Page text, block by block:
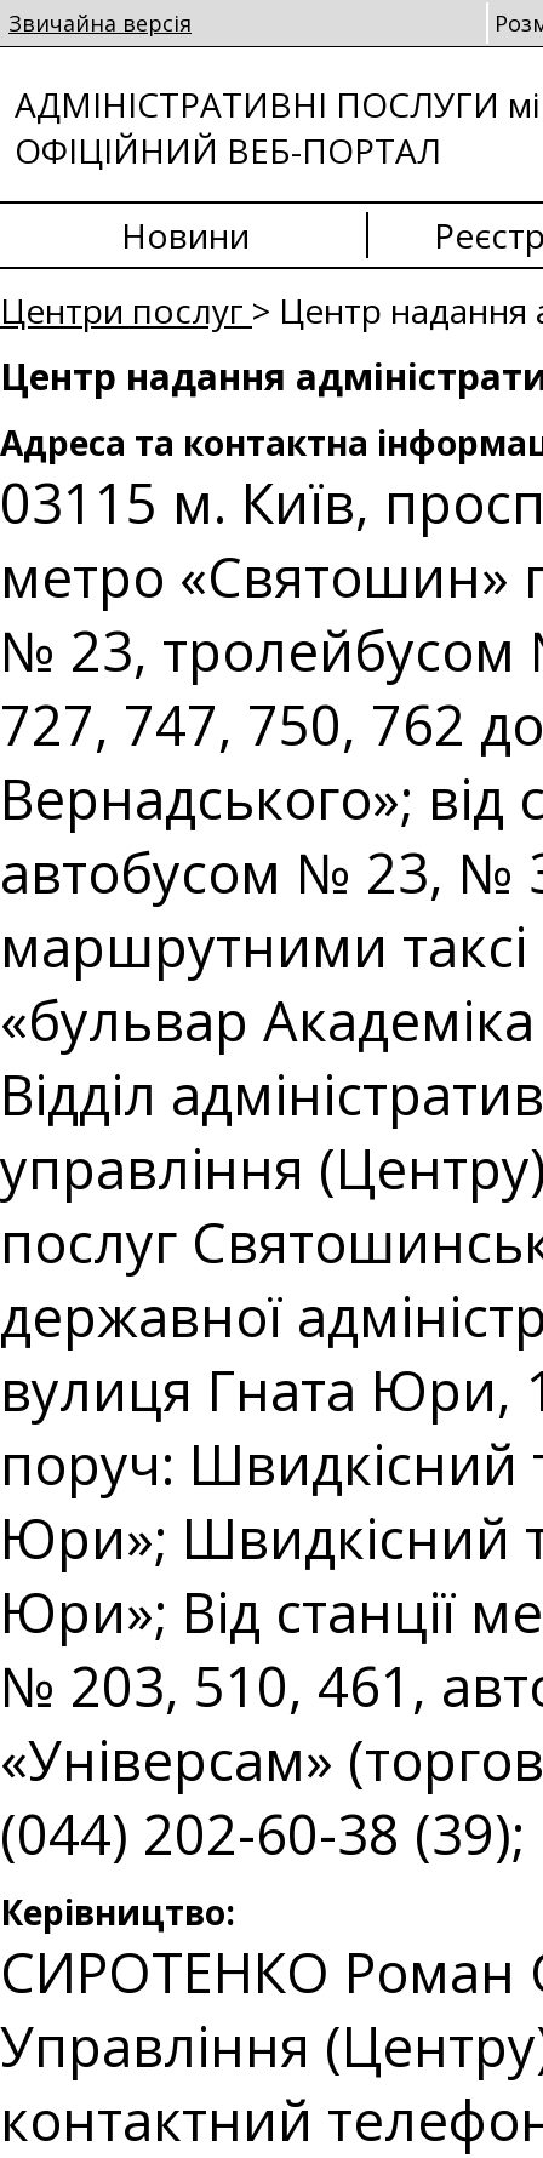
Звичайна версія
АДМІНІСТРАТИВНІ ПОСЛУГИ
ОФІЦІЙНИЙ ВЕБ-ПОРТАЛ
Новини
Центри послуг > Центр надання
Центр надання
Адреса та контактна
03115 м. Київ,
метро «Святошин»
№ 23,
727, 747, 750, 762
Вернадського»;
автобусом № 23, №
маршрутними
«бульвар
Відділ
управління
послуг
державної
вулиця Гната Юри,
поруч:
Юри»; Швидкісний
Юри»; Від станції
№ 203, 510, 461,
«Універсам»
(044) 202-60-38
Керівництво:
СИРОТЕНКО Роман
Управління
контактний